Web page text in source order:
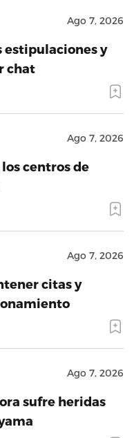
Ago 7, 2026
estipulaciones y
chat
Ago 7, 2026
centros de
Ago 7, 2026
citas y
Ago 7, 2026
sufre heridas